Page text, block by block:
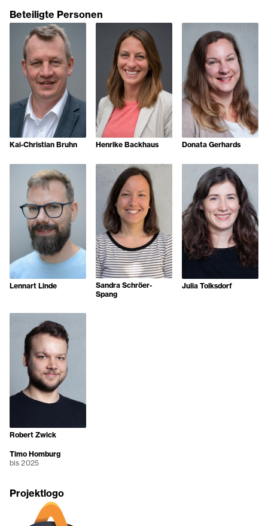
Beteiligte Personen
Kai-Christian Bruhn Henrike Backhaus Donata Gerhards
Lennart Linde
Sandra Schröer-
Spang
Julia Tolksdorf
Robert Zwick
Timo Homburg
bis 2025
Projektlogo